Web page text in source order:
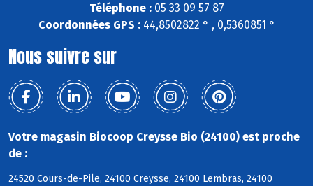
Téléphone :05 33 09 57 87
Coordonnées GPS :44,8502822 ° , 0,5360851 °
Nous suivre sur
Votre magasin Biocoop Creysse Bio (24100) est proche
de :
24520 Cours-de-Pile, 24100 Creysse, 24100 Lembras, 24100